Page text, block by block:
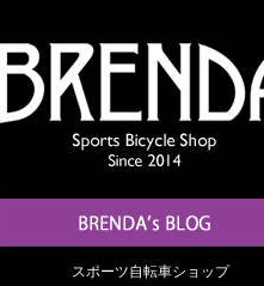
スポーツ自転車ショップ